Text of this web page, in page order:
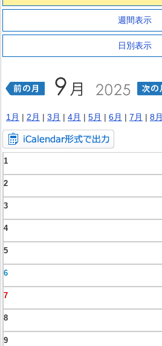
週間表示
日別表示
1月 | 2月 | 3月 | 4月 | 5月 | 6月 | 7月 | 8月
1
2
3
4
5
6
7
8
9